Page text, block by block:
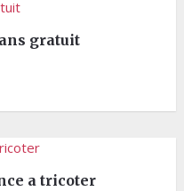
gratuit
a tricoter